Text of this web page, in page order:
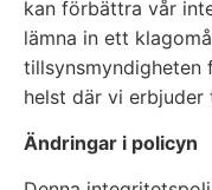
kan förbättra vår
lämna in ett
tillsynsmyndigheten
helst där vi
Ändringar i policyn